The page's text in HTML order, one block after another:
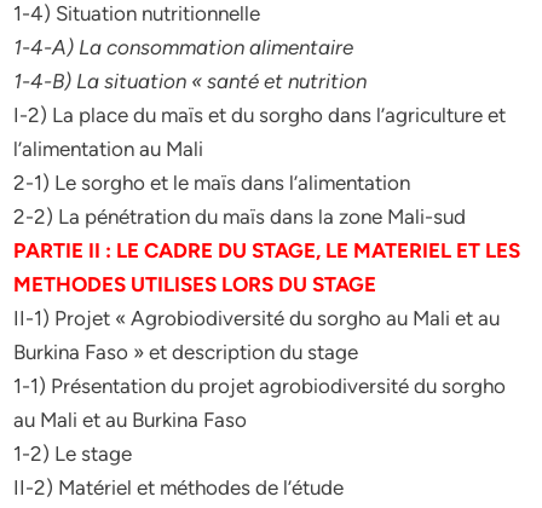
1-4) Situation nutritionnelle
1-4-A) La consommation alimentaire
1-4-B) La situation « santé et nutrition
I-2) La place du maïs et du sorgho dans l’agriculture et
l’alimentation au Mali
2-1) Le sorgho et le maïs dans l’alimentation
2-2) La pénétration du maïs dans la zone Mali-sud
PARTIE II : LE CADRE DU STAGE, LE MATERIEL ET LES
METHODES UTILISES LORS DU STAGE
II-1) Projet « Agrobiodiversité du sorgho au Mali et au
Burkina Faso » et description du stage
1-1) Présentation du projet agrobiodiversité du sorgho
au Mali et au Burkina Faso
1-2) Le stage
II-2) Matériel et méthodes de l’étude